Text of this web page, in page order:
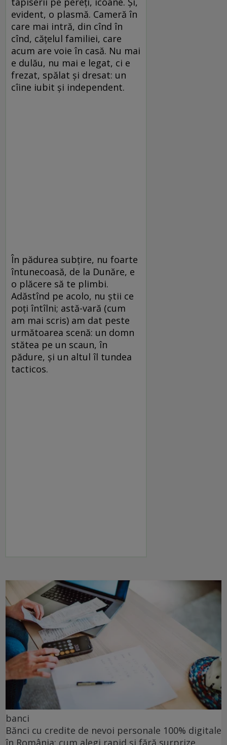
evident, o plasmă. Cameră în
care mai intră, din cînd în
cînd, cățelul familiei, care
acum are voie în casă. Nu mai
e dulău, nu mai e legat, ci e
frezat, spălat și dresat: un
cîine iubit și independent.
În pădurea subțire, nu foarte
întunecoasă, de la Dunăre, e
o plăcere să te plimbi.
Adăstînd pe acolo, nu știi ce
poți întîlni; astă-vară (cum
am mai scris) am dat peste
următoarea scenă: un domn
stătea pe un scaun, în
pădure, și un altul îl tundea
tacticos.
banci
Bănci cu credite de nevoi personale 100% digitale